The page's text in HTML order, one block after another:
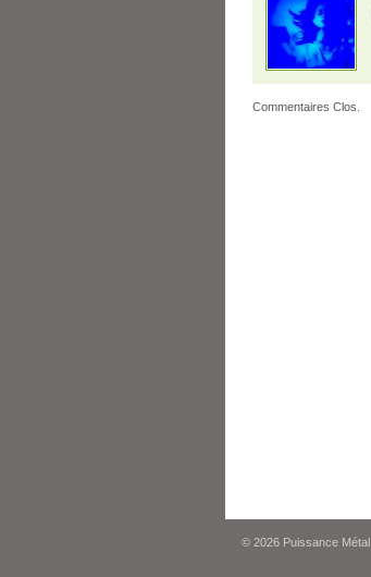
Commentaires Clos.
© 2026 Puissance Métal